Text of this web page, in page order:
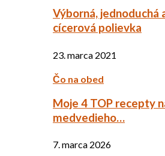
Výborná, jednoduchá
cícerová polievka
23. marca 2021
Čo na obed
Moje 4 TOP recepty
medvedieho…
7. marca 2026